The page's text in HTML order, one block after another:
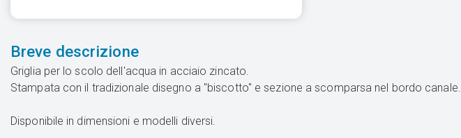
Breve descrizione
Griglia per lo scolo dell'acqua in acciaio zincato.
Stampata con il tradizionale disegno a "biscotto" e sezione a scomparsa nel bordo canale.
Disponibile in dimensioni e modelli diversi.